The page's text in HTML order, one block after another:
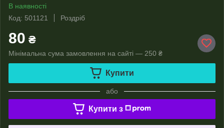
В наявності
Код: 501121
Роздріб
80 ₴
Мінімальна сума замовлення на сайті — 250 ₴
Купити
або
Купити з